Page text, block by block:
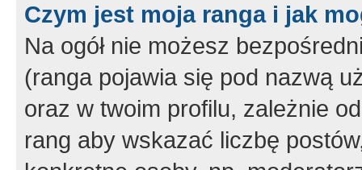
Czym jest moja ranga i jak
Na ogół nie możesz
(ranga pojawia się pod nazwą
oraz w twoim profilu, zależnie
rang aby wskazać liczbę